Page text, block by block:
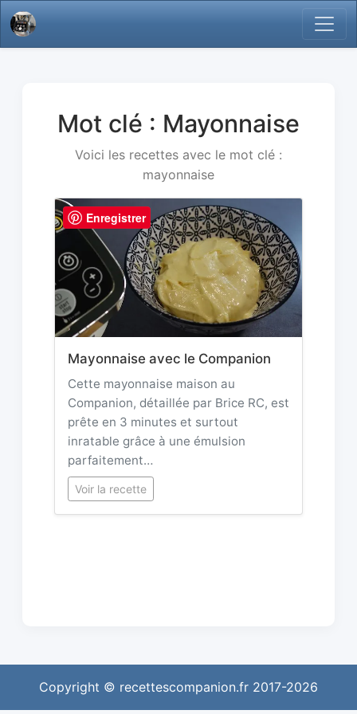
Mot clé : Mayonnaise
Voici les recettes avec le mot clé :
mayonnaise
Mayonnaise avec le Companion
Cette mayonnaise maison au
Companion, détaillée par Brice RC, est
prête en 3 minutes et surtout
inratable grâce à une émulsion
parfaitement…
Voir la recette
Copyright © recettescompanion.fr 2017-2026
Enregistrer